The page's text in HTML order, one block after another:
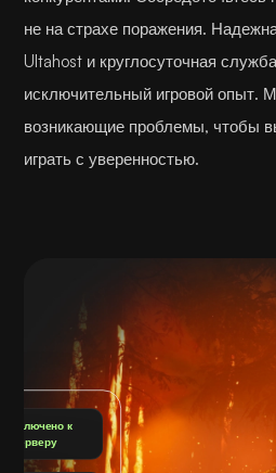
не на страхе поражения.
Ultahost и круглосуточная
исключительный игровой
возникающие проблемы, чтобы
играть с уверенностью.
к
серверу